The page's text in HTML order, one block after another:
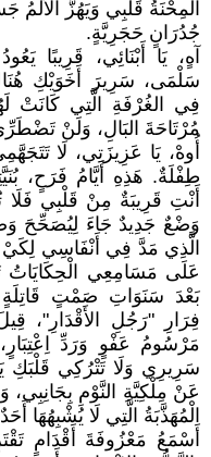
الْمِحْنَةُ قَلْبِي وَيَهُزُّ
جُدُرَانٍ حَجَرِيَّةٍ.
آهٍ، يَا أَبْنَائِي، قَرِيبًا
سَلْمَى، سَرِيرَ أَخَوَيْكِ
فِي الغُرْفَةِ الَّتِي كَانَتْ
مُرْتَاحَةَ البَالِ، وَلَنْ
أُوهْ، يَا عَزِيزَتِي، لَا
طِفْلَةٌ. هَذِهِ أَيَّامُ فَرَحٍ،
أَنْتِ قَرِيبَةٌ مِنْ قَلْبِي فَلَا
وَضْعٌ جَدِيدٌ جَاءَ لِيُصَحِّحَ
الَّذِي مَدَّ فِي أَنْفَاسِي
عَلَى مَسَامِعِي الْحِكَايَاتُ
بَعْدَ سَنَوَاتِ صَمْتٍ قَاتِلَةٍ
فِرَارِ "رَجُلِ الأَقْدَارِ"،
مَرْسُومُ عَفْوٍ وَرَدِّ
سَرِيرِي وَلَا تَتْرُكِي قَلْبَكِ
عَنْ مِلْكِيَّةِ النَّوْمِ بِجَانِبِي،
الْمُهَذَّبَةُ الَّتِي لَا يُشْبِهُهَا
أَسْمَعُ مَعْزُوفَةَ أَقْدَامٍ